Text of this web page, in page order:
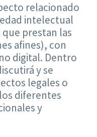
relacionado
intelectual
prestan las
afines), con
digital. Dentro
y se
legales o
diferentes
y